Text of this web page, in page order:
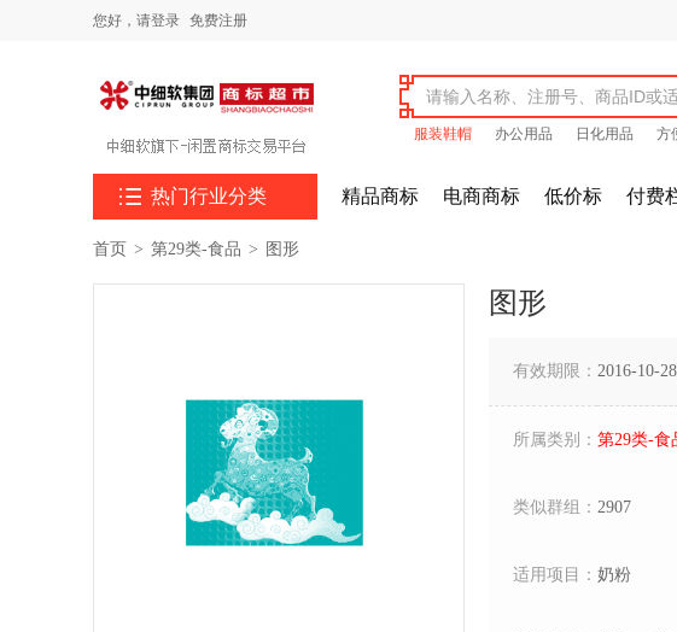
您好， 请登录 免费注册
服装鞋帽 办公用品 日化用品 方
 热门行业分类 精品商标 电商商标 低价标 付费
首页 > 第29类-食品 > 图形
图形
有效期限： 2016-10-
所属类别： 第29类-食
类似群组： 2907
适用项目： 奶粉